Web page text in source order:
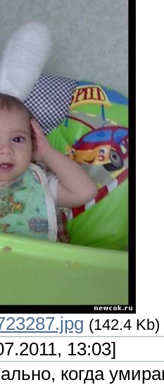
(142.4 Kb)
13:03]
когда